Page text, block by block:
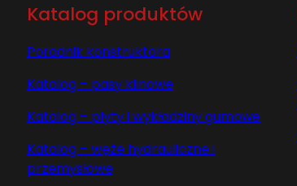
Katalog produktów
Poradnik konstruktora
Katalog – pasy klinowe
Katalog – płyty i wykładziny gumowe
Katalog – węże hydrauliczne i
przemysłowe